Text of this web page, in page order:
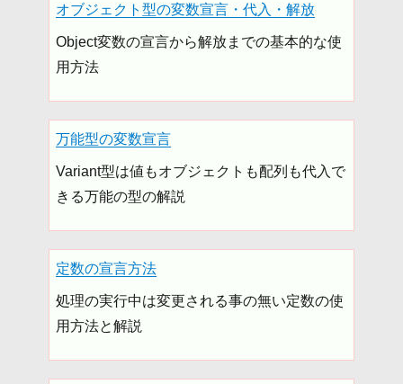
オブジェクト型の変数宣言・代入・解放
Object変数の宣言から解放までの基本的な使
用方法
万能型の変数宣言
Variant型は値もオブジェクトも配列も代入で
きる万能の型の解説
定数の宣言方法
処理の実行中は変更される事の無い定数の使
用方法と解説